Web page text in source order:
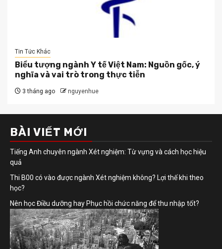
Tin Tức Khác
Biểu tượng ngành Y tế Việt Nam: Nguồn gốc, ý
nghĩa và vai trò trong thực tiễn
3 tháng ago nguyenhue
BÀI VIẾT MỚI
Tiếng Anh chuyên ngành Xét nghiệm: Từ vựng và cách học hiệu
quả
Thi B00 có vào được ngành Xét nghiệm không? Lợi thế khi theo
học?
Nên học Điều dưỡng hay Phục hồi chức năng để thu nhập tốt?